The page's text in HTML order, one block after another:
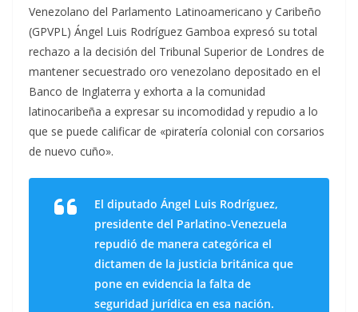
Venezolano del Parlamento Latinoamericano y Caribeño
(GPVPL) Ángel Luis Rodríguez Gamboa expresó su total
rechazo a la decisión del Tribunal Superior de Londres de
mantener secuestrado oro venezolano depositado en el
Banco de Inglaterra y exhorta a la comunidad
latinocaribeña a expresar su incomodidad y repudio a lo
que se puede calificar de «piratería colonial con corsarios
de nuevo cuño».
El diputado Ángel Luis Rodríguez,
presidente del Parlatino-Venezuela
repudió de manera categórica el
dictamen de la justicia británica que
pone en evidencia la falta de
seguridad jurídica en esa nación.